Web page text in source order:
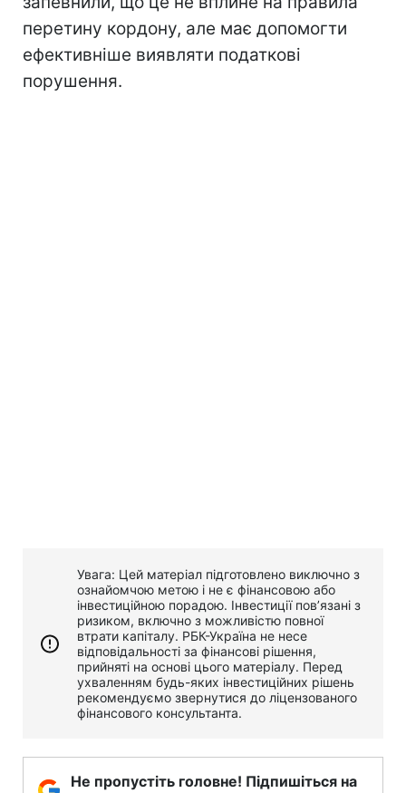
перетину кордону, але має допомогти
ефективніше виявляти податкові
порушення.
Увага: Цей матеріал підготовлено виключно з
ознайомчою метою і не є фінансовою або
інвестиційною порадою. Інвестиції пов’язані з
ризиком, включно з можливістю повної
втрати капіталу. РБК-Україна не несе
відповідальності за фінансові рішення,
прийняті на основі цього матеріалу. Перед
ухваленням будь-яких інвестиційних рішень
рекомендуємо звернутися до ліцензованого
фінансового консультанта.
Не пропустіть головне! Підпишіться на